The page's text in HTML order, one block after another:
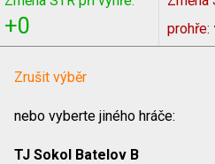
+0
prohře:
Zrušit výběr
nebo vyberte jiného hráče:
TJ Sokol Batelov B